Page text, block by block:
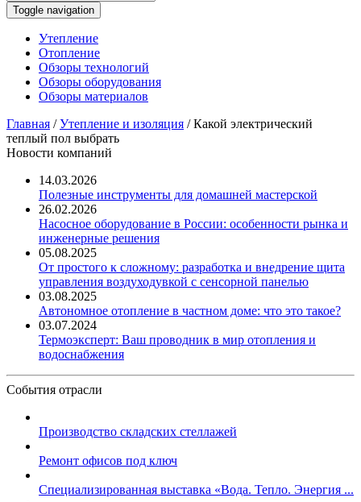
Toggle navigation
Утепление
Отопление
Обзоры технологий
Обзоры оборудования
Обзоры материалов
Главная /Утепление и изоляция /Какой электрический
теплый пол выбрать
Новости компаний
14.03.2026
Полезные инструменты для домашней мастерской
26.02.2026
Насосное оборудование в России: особенности рынка и
инженерные решения
05.08.2025
От простого к сложному: разработка и внедрение щита
управления воздуходувкой с сенсорной панелью
03.08.2025
Автономное отопление в частном доме: что это такое?
03.07.2024
Термоэксперт: Ваш проводник в мир отопления и
водоснабжения
События отрасли
Производство складских стеллажей
Ремонт офисов под ключ
Специализированная выставка «Вода. Тепло. Энергия ...